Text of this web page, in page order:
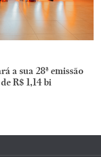
a sua 28ª emissão
R$ 1,14 bi